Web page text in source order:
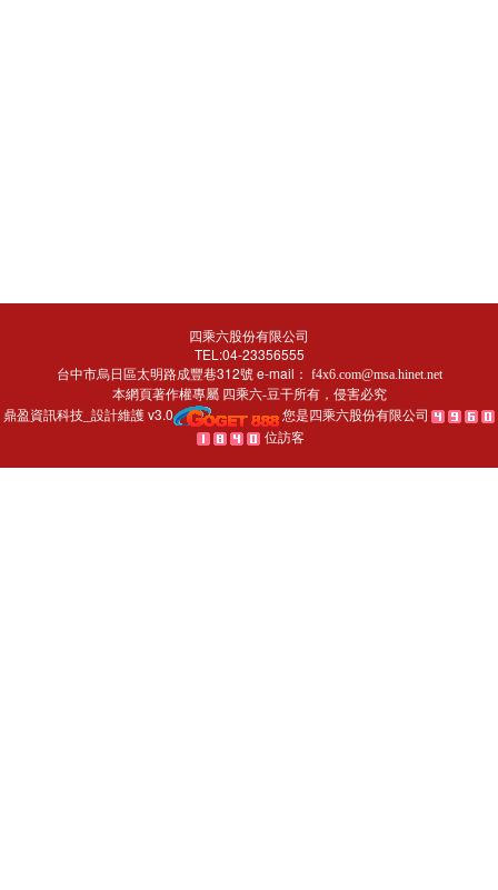
四乘六股份有限公司
TEL:04-23356555
台中市烏日區太明路成豐巷312號 e-mail： f4x6.com@msa.hinet.net
本網頁著作權專屬四乘六-豆干所有，侵害必究
鼎盈資訊科技_設計維護 v3.0
您是四乘六股份有限公司
位訪客